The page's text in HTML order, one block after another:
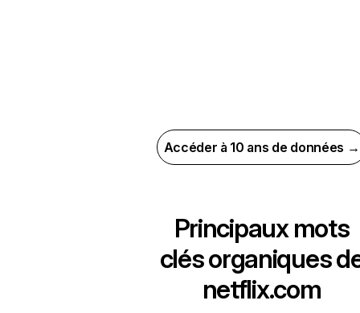
Accéder à 10 ans de données →
Principaux mots
clés organiques
netflix.com